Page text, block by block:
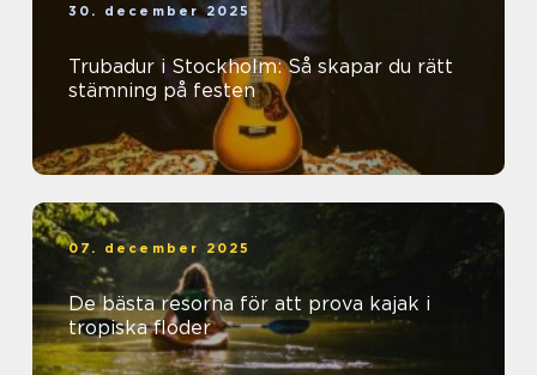
30. december 2025
Trubadur i Stockholm: Så skapar du rätt
stämning på festen
07. december 2025
De bästa resorna för att prova kajak i
tropiska floder